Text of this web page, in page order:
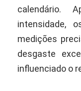
calendário.
intensidade,
medições
desgaste
influenciado o